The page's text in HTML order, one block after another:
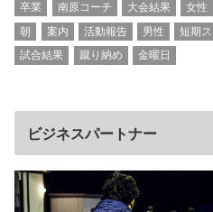
卒業
南原コーチ 大会結果 女性
朝
案内 活動報告 男性 短期
試合結果
蹴り納め 金曜日
ビジネスパートナー